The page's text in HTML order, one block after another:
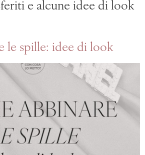
e alcune idee di look
le spille: idee di look